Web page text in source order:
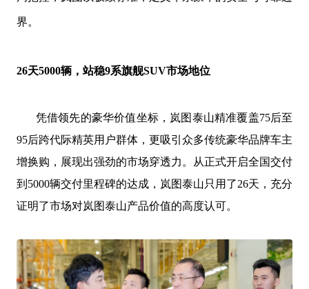
界。
26天5000辆，站稳9系旗舰SUV市场地位
凭借领先的豪华价值坐标，岚图泰山精准覆盖75后至
95后跨代际精英用户群体，更吸引众多传统豪华品牌车主
增换购，展现出强劲的市场穿透力。从正式开启全国交付
到5000辆交付里程碑的达成，岚图泰山只用了26天，充分
证明了市场对岚图泰山产品价值的高度认可。